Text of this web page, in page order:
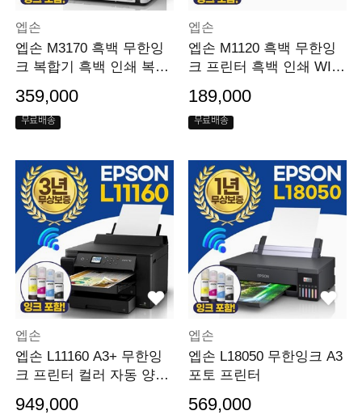
엡손
엡손 M3170 흑백 무한잉
크 복합기 흑백 인쇄 복사
359,000
무료배송
엡손
엡손 M1120 흑백 무한잉
크 프린터 흑백 인쇄 WIFI
189,000
무료배송
엡손
엡손 L11160 A3+ 무한잉
크 프린터 컬러 자동 양면
949,000
엡손
엡손 L18050 무한잉크 A3
포토 프린터
569,000